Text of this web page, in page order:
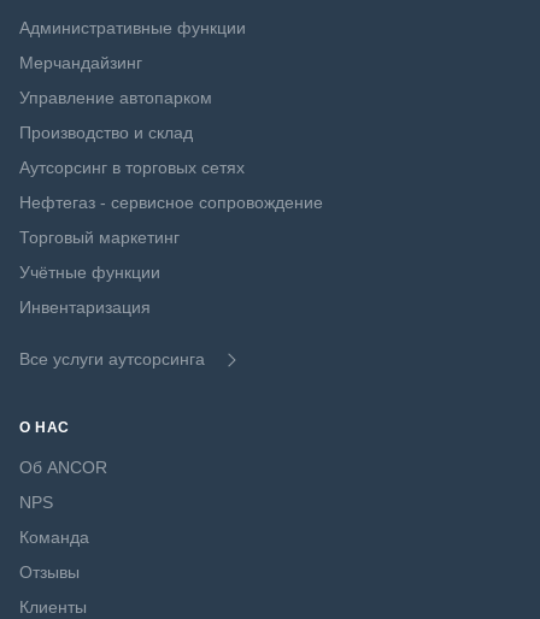
Административные функции
Мерчандайзинг
Управление автопарком
Производство и склад
Аутсорсинг в торговых сетях
Нефтегаз - сервисное сопровождение
Торговый маркетинг
Учётные функции
Инвентаризация
Все услуги аутсорсинга
О НАС
Об ANCOR
NPS
Команда
Отзывы
Клиенты